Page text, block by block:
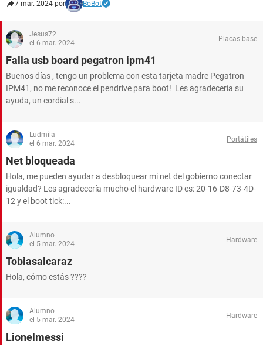
7 mar. 2024 por BoBot
Jesus72
el 6 mar. 2024
Placas base
Falla usb board pegatron ipm41
Buenos días , tengo un problema con esta tarjeta madre Pegatron
IPM41, no me reconoce el pendrive para boot! Les agradecería su
ayuda, un cordial s...
Ludmila
el 6 mar. 2024
Portátiles
Net bloqueada
Hola, me pueden ayudar a desbloquear mi net del gobierno conectar
igualdad? Les agradecería mucho el hardware ID es: 20-16-D8-73-4D-
12 y el boot tick:...
Alumno
el 5 mar. 2024
Hardware
Tobiasalcaraz
Hola, cómo estás ????
Alumno
el 5 mar. 2024
Hardware
Lionelmessi